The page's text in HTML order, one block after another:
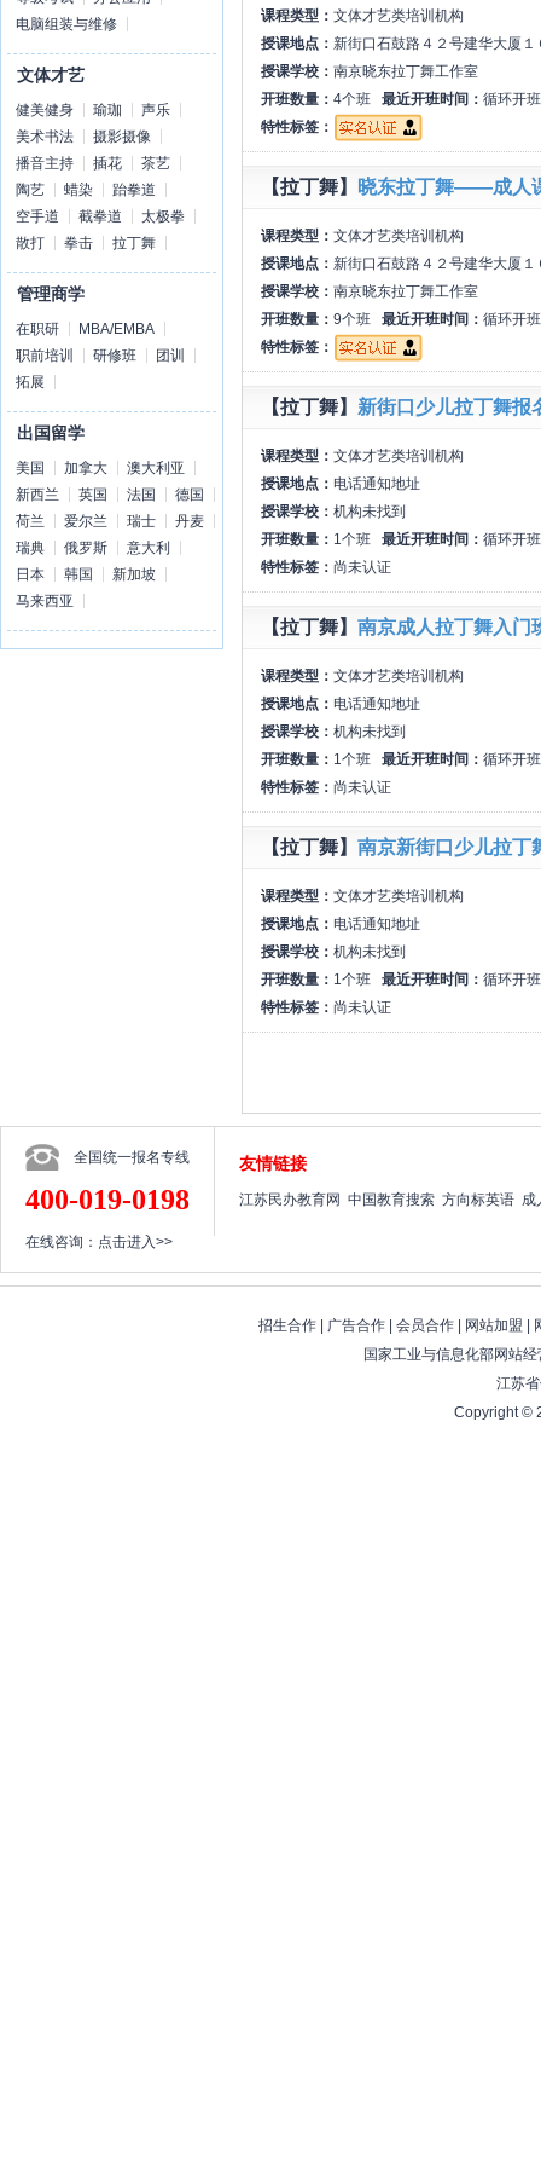
电脑组装与维修
文体才艺
健美健身 瑜珈
声乐
美术书法
摄影摄像
播音主持
插花
茶艺
陶艺
蜡染
跆拳道
空手道
截拳道
太极拳
散打
拳击 拉丁舞
管理商学
在职研
MBA/EMBA
职前培训
研修班
团训
拓展
出国留学
美国 加拿大
澳大利亚
新西兰
英国 法国
德国
荷兰
爱尔兰 瑞士
丹麦
瑞典
俄罗斯
意大利
日本
韩国
新加坡
马来西亚
课程类型： 文体才艺类培训机构
授课地点： 新街口石鼓路４２号建华大厦
授课学校： 南京晓东拉丁舞工作室
开班数量： 4个班 最近开班时间： 循环开班
特性标签：
【拉丁舞】 晓东拉丁舞——成人
课程类型： 文体才艺类培训机构
授课地点： 新街口石鼓路４２号建华大厦
授课学校： 南京晓东拉丁舞工作室
开班数量： 9个班 最近开班时间： 循环开班
特性标签：
【拉丁舞】 新街口少儿拉丁舞报
课程类型： 文体才艺类培训机构
授课地点： 电话通知地址
授课学校： 机构未找到
开班数量： 1个班 最近开班时间： 循环开班
特性标签： 尚未认证
【拉丁舞】 南京成人拉丁舞入门
课程类型： 文体才艺类培训机构
授课地点： 电话通知地址
授课学校： 机构未找到
开班数量： 1个班 最近开班时间： 循环开班
特性标签： 尚未认证
【拉丁舞】 南京新街口少儿拉丁
课程类型： 文体才艺类培训机构
授课地点： 电话通知地址
授课学校： 机构未找到
开班数量： 1个班 最近开班时间： 循环开班
特性标签： 尚未认证
全国统一报名专线
400-019-0198
在线咨询： 点击进入>>
友情链接
江苏民办教育网 中国教育搜索 方向标英语 成
招生合作| 广告合作| 会员合作| 网站加盟 |
国家工业与信息化部网站
江苏
Copyright ©